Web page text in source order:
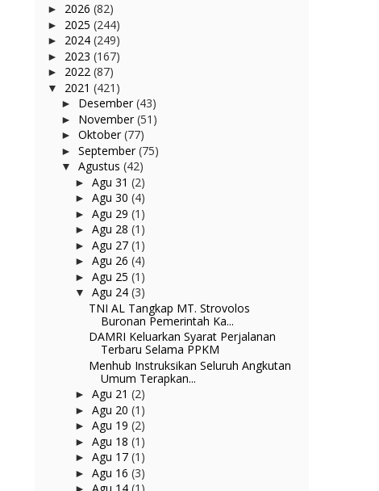
► 2026 (82)
► 2025 (244)
► 2024 (249)
► 2023 (167)
► 2022 (87)
▼ 2021 (421)
► Desember(43)
► November(51)
► Oktober(77)
► September(75)
▼ Agustus (42)
► Agu 31 (2)
► Agu 30 (4)
► Agu 29 (1)
► Agu 28 (1)
► Agu 27 (1)
► Agu 26 (4)
► Agu 25 (1)
▼ Agu 24 (3)
TNI AL Tangkap MT. Strovolos
Buronan Pemerintah Ka...
DAMRI Keluarkan Syarat Perjalanan
Terbaru Selama PPKM
Menhub Instruksikan Seluruh Angkutan
Umum Terapkan...
► Agu 21 (2)
► Agu 20 (1)
► Agu 19 (2)
► Agu 18 (1)
► Agu 17 (1)
► Agu 16 (3)